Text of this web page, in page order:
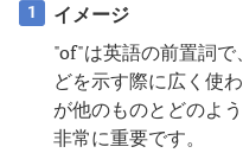
1
イメージ
"of"は英語の前置詞
どを示す際に広く使
が他のものとどのよ
非常に重要です。